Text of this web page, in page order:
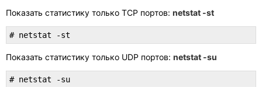
Показать статистику только TCP портов: netstat -st
# netstat -st
Показать статистику только UDP портов: netstat -su
# netstat -su